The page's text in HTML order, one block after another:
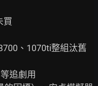
買
、1070ti整組汰舊